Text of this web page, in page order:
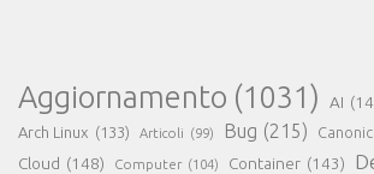
Aggiornamento (1031) AI
Arch Linux (133) Articoli (99) Bug (215)
Cloud (148) Computer (104) Container (143)